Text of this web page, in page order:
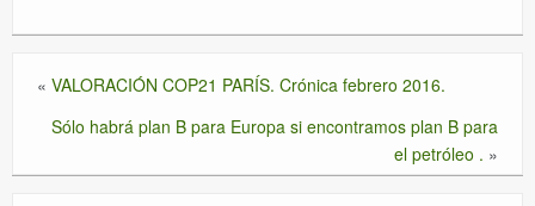
« VALORACIÓN COP21 PARÍS. Crónica febrero 2016.
Sólo habrá plan B para Europa si encontramos plan B para
el petróleo . »